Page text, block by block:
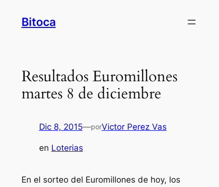
Bitoca
Resultados Euromillones
martes 8 de diciembre
Dic 8, 2015—porVictor Perez Vas
en Loterias
En el sorteo del Euromillones de hoy, los